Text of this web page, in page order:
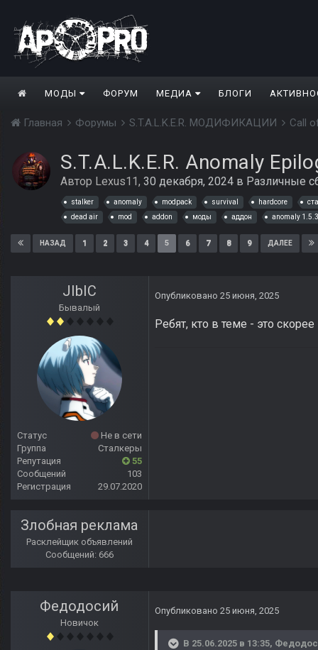
МОДЫ ФОРУМ МЕДИА БЛОГИ
Главная Форумы S.T.A.L.K.E.R. МОДИФИКАЦИИ Call
S.T.A.L.K.E.R. Anomaly
Автор Lexus11, 30 декабря, 2024 в Различные
stalker anomaly modpack survival hardcore
dead air
mod addon моды аддон anomaly 1.5.3
НАЗАД 1 2 3 4 5 6 7 8 9 ДАЛЕЕ
JIbIC
Бывалый
Статус
Не в сети
Группа
Сталкеры
Репутация
55
Сообщений
103
Регистрация
29.07.2020
Опубликовано 25 июня, 2025
Ребят, кто в теме - это
Злобная реклама
Расклейщик объявлений
Сообщений: 666
Федодосий
Новичок
Опубликовано 25 июня, 2025
В 25.06.2025 в 13:35,